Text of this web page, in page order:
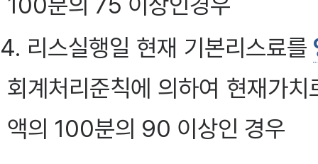
4. 리스실행일 현재 기본리스료를
회계처리준칙에 의하여 현재가
액의 100분의 90 이상인 경우